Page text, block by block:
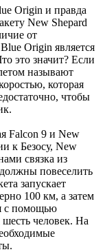
Origin и правда
New Shepard
от
Origin является
это значит? Если
называют
которая
чтобы
Falcon 9 и New
к Безосу, New
связка из
повеселить
запускает
100 км, а затем
с помощью
человек. На